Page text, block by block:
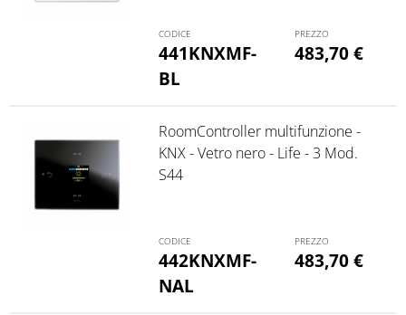
441KNXMF-
BL
483,70€
442KNXMF-
NAL
RoomController multifunzione -
KNX - Vetro nero - Life - 3 Mod.
S44
483,70€